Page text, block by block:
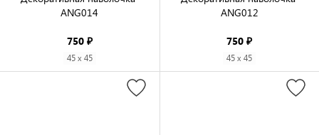
ANG014
750 ₽
45 x 45
ANG012
750 ₽
45 x 45